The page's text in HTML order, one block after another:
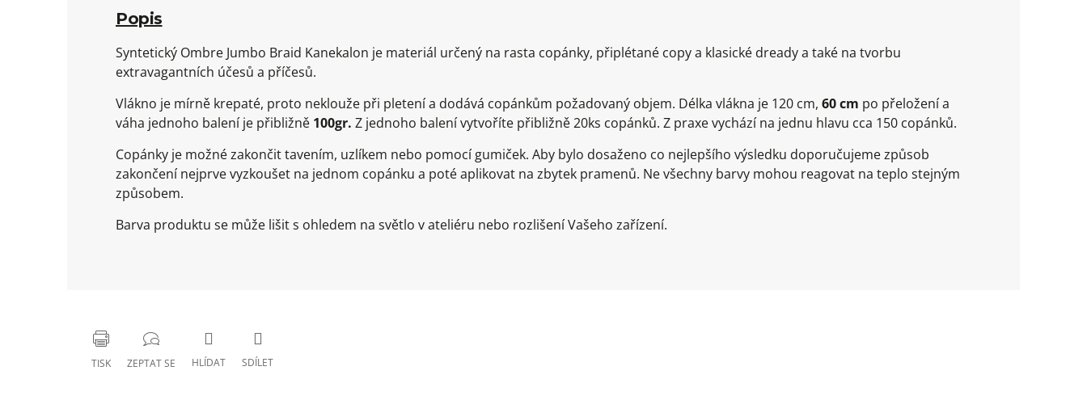
Popis
Syntetický Ombre Jumbo Braid Kanekalon je materiál určený na rasta copánky, připlétané copy a klasické dready a také na tvorbu
extravagantních účesů a příčesů.
Vlákno je mírně krepaté, proto neklouže při pletení a dodává copánkům požadovaný objem. Délka vlákna je 120 cm, 60 cm po přeložení a
váha jednoho balení je přibližně 100gr. Z jednoho balení vytvoříte přibližně 20ks copánků. Z praxe vychází na jednu hlavu cca 150 copánků.
Copánky je možné zakončit tavením, uzlíkem nebo pomocí gumiček. Aby bylo dosaženo co nejlepšího výsledku doporučujeme způsob
zakončení nejprve vyzkoušet na jednom copánku a poté aplikovat na zbytek pramenů. Ne všechny barvy mohou reagovat na teplo stejným
způsobem.
Barva produktu se může lišit s ohledem na světlo v ateliéru nebo rozlišení Vašeho zařízení.
TISK ZEPTAT SE HLÍDAT SDÍLET